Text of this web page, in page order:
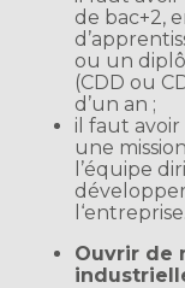
de bac+2,
ou un
(CDD ou
d’un an ;
il faut
une
l’équipe
l‘entreprise.
Ouvrir de